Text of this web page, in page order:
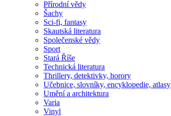
Přírodní vědy
Šachy
Sci-fi, fantasy
Skautská literatura
Společenské vědy
Sport
Stará Říše
Technická literatura
Thrillery, detektivky, horory
Učebnice, slovníky, encyklopedie, atlasy
Umění a architektura
Varia
Vinyl